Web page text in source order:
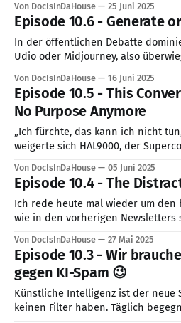
folgender: Die GenZ ist die erste
neuen Zettabyte-Ära aufwächst.
sehr hohe „Digital Tool
Von DocIsInDaHouse 25 Juni 2025
Episode 10.6 - Generate
In der öffentlichen Debatte
Udio oder Midjourney, also
(Large Language Model) basieren.
Modelle, die Inhalte erzeugen –
mehr. Diese Systeme reagieren auf
Von DocIsInDaHouse 16 Juni 2025
Episode 10.5 - This
No Purpose Anymore
„Ich fürchte, das kann ich nicht
weigerte sich HAL9000, der
Meisterwerk, btw, nicht nur absolut
noch zeitgemäß**) – und wurde zur
geratener KI. Heute, über 50
Von DocIsInDaHouse 05 Juni 2025
Episode 10.4 - The
Ich rede heute mal wieder um den
wie in den vorherigen Newsletters
genauer definieren möchte. Denn
Lösungen entwickeln, wenn man
identifiziert hat. Ich habe in
Von DocIsInDaHouse 27 Mai 2025
Episode 10.3 - Wir
gegen KI-Spam 😉
Künstliche Intelligenz ist der neue
keinen Filter haben. Täglich